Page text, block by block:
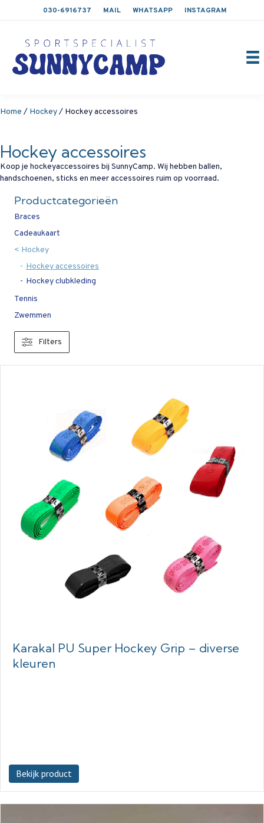
030-6916737 MAIL WHATSAPP INSTAGRAM
Home / Hockey/ Hockey accessoires
Hockey accessoires
Koop je hockeyaccessoires bij SunnyCamp. Wij hebben ballen,
handschoenen, sticks en meer accessoires ruim op voorraad.
Productcategorieën
Braces
Cadeaukaart
Hockey
Hockey accessoires
Hockey clubkleding
Tennis
Zwemmen
Filters
Karakal PU Super Hockey Grip – diverse
kleuren
Bekijk product